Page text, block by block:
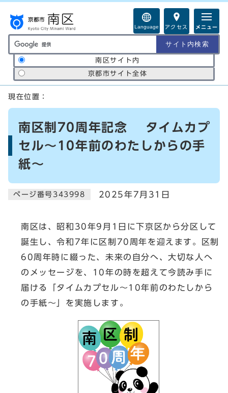
Language アクセス メニュー
サイト内検索の範囲
南区サイト内
京都市サイト全体
ここから本文です
現在位置：
南区制70周年記念 タイムカプ
セル～10年前のわたしからの手
紙～
ページ番号343998 2025年7月31日
南区は、昭和30年9月1日に下京区から分区して
誕生し、令和7年に区制70周年を迎えます。区制
60周年時に綴った、未来の自分へ、大切な人へ
のメッセージを、10年の時を超えて今読み手に
届ける「タイムカプセル～10年前のわたしから
の手紙～」を実施します。